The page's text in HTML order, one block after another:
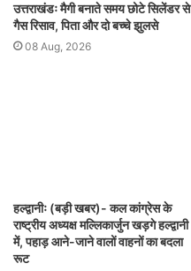
उत्तराखंडः मैगी बनाते समय छोटे सिलेंडर से
गैस रिसाव, पिता और दो बच्चे झुलसे
08 Aug, 2026
हल्द्वानीः (बड़ी खबर)- कल कांग्रेस के
राष्ट्रीय अध्यक्ष मल्लिकार्जुन खड़गे हल्द्वानी
में, पहाड़ आने-जाने वालों वाहनों का बदला
रूट